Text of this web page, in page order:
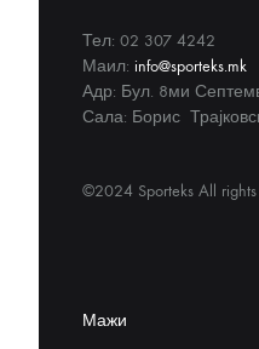
Тел: 02 307 4242
Маил: info@sporteks.mk
Адр: Бул. 8ми
Сала: Борис
©2024 Sporteks All rights
Мажи